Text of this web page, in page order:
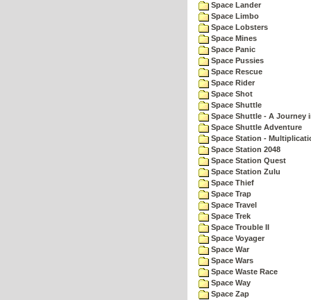
Space Lander
Space Limbo
Space Lobsters
Space Mines
Space Panic
Space Pussies
Space Rescue
Space Rider
Space Shot
Space Shuttle
Space Shuttle - A Journey
Space Shuttle Adventure
Space Station -
Space Station 2048
Space Station Quest
Space Station Zulu
Space Thief
Space Trap
Space Travel
Space Trek
Space Trouble II
Space Voyager
Space War
Space Wars
Space Waste Race
Space Way
Space Zap